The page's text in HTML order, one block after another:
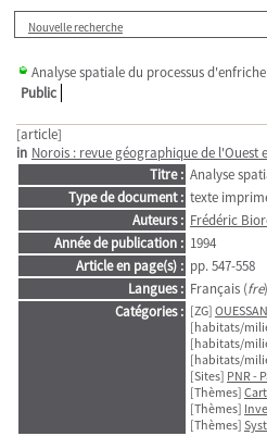
Nouvelle recherche
Analyse spatiale du processus
Public
[article]
in Norois : revue géographique de l'Ouest
Titre : Analyse
Type de document : texte
Auteurs : Frédéric
Année de publication : 1994
Article en page(s) : pp. 547-558
Langues : Français (fre)
Catégories : [ZG]
[habitats/
[habitats/
[habitats/
[Sites] PNR -
[Thèmes]
[Thèmes]
[Thèmes]